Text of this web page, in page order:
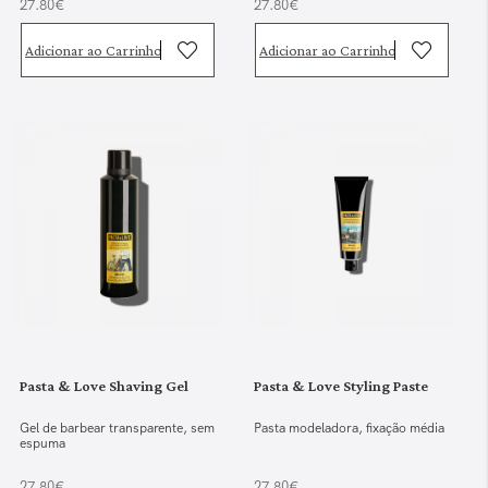
27.80€
Adicionar ao Carrinho
27.80€
Adicionar ao Carrinho
Pasta & Love Shaving Gel
Gel de barbear transparente, sem
espuma
Pasta & Love Styling Paste
Pasta modeladora, fixação média